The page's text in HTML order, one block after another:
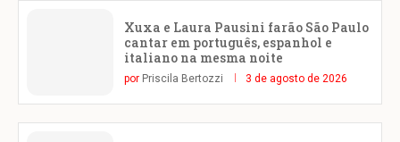
Xuxa e Laura Pausini farão São Paulo
cantar em português, espanhol e
italiano na mesma noite
por Priscila Bertozzi 3 de agosto de 2026